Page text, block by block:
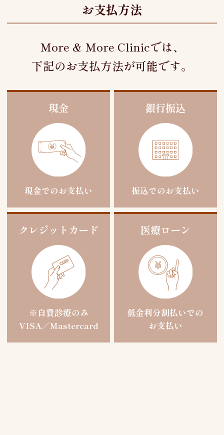
お支払方法
More & More Clinicでは、
下記のお支払方法が可能です。
現金
現金でのお支払い
銀行振込
振込でのお支払い
クレジットカード
※自費診療のみ
VISA／Mastercard
医療ローン
低金利分割払いでの
お支払い